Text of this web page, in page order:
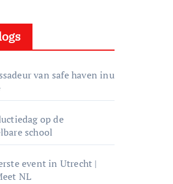
van safe haven inu
op de
school
event in Utrecht |
NL